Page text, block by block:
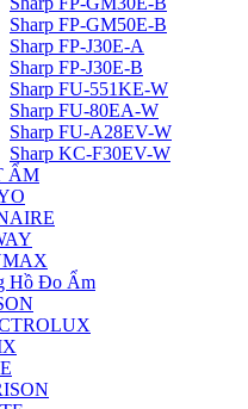
Sharp FP-GM50E-B
Sharp FP-J30E-A
Sharp FP-J30E-B
Sharp FU-551KE-W
Sharp FU-80EA-W
Sharp FU-A28EV-W
Sharp KC-F30EV-W
ẨM
Hồ Đo Ẩm